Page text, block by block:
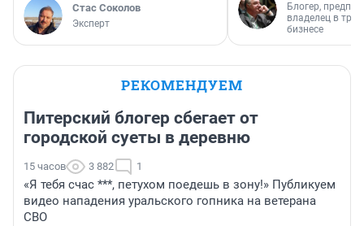
Стас Соколов
Эксперт
Блогер,
владелец в
бизнесе
РЕКОМЕНДУЕМ
Питерский блогер сбегает от
городской суеты в деревню
15 часов 3 882 1
«Я тебя счас ***, петухом поедешь в зону!» Публикуем
видео нападения уральского гопника на ветерана
СВО